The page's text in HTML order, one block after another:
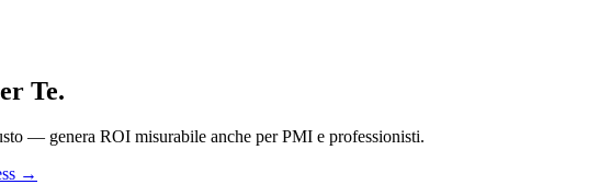
Te.
— genera ROI misurabile anche per PMI e professionisti.
→